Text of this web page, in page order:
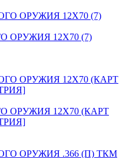
ОРУЖИЯ 12Х70 (7)
ОРУЖИЯ 12Х70 (КАРТ